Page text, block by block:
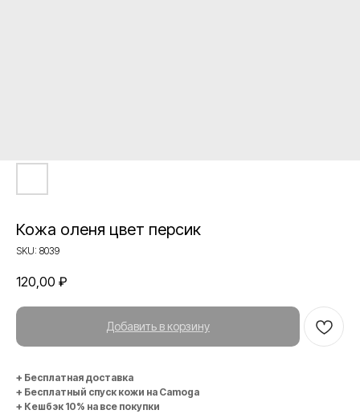
Кожа оленя цвет персик
SKU: 8039
120,00 ₽
Добавить в корзину
+ Бесплатная доставка
+ Бесплатный спуск кожи на Camoga
+ Кешбэк 10% на все покупки